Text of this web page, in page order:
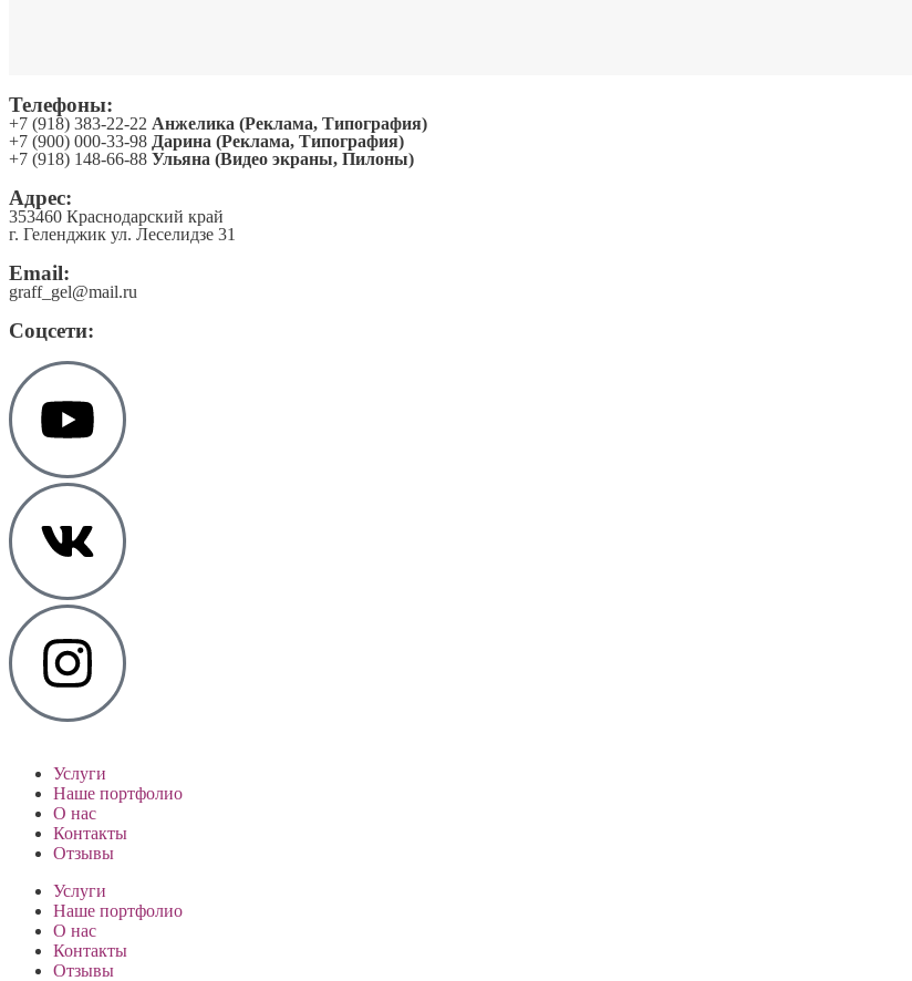
Телефоны:
+7 (918) 383-22-22 Анжелика (Реклама, Типография)
+7 (900) 000-33-98 Дарина (Реклама, Типография)
+7 (918) 148-66-88 Ульяна (Видео экраны, Пилоны)
Адрес:
353460 Краснодарский край
г. Геленджик ул. Леселидзе 31
Email:
graff_gel@mail.ru
Соцсети:
Услуги
Наше портфолио
О нас
Контакты
Отзывы
Услуги
Наше портфолио
О нас
Контакты
Отзывы